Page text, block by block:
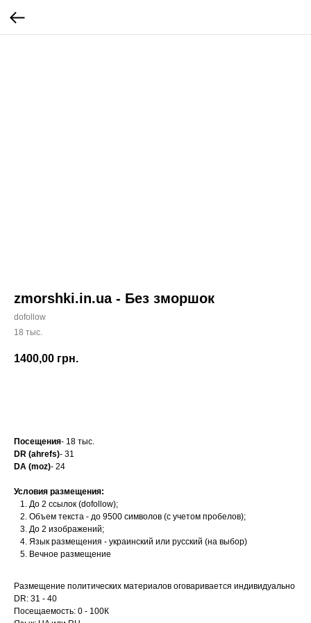
zmorshki.in.ua - Без зморшок
dofollow
18 тыс.
1400,00 грн.
Посещения- 18 тыс.
DR (ahrefs)- 31
DA (moz)- 24
Условия размещения:
До 2 ссылок (dofollow);
Объем текста - до 9500 символов (с учетом пробелов);
До 2 изображений;
Язык размещения - украинский или русский (на выбор)
Вечное размещение
Размещение политических материалов оговаривается индивидуально
DR: 31 - 40
Посещаемость: 0 - 100К